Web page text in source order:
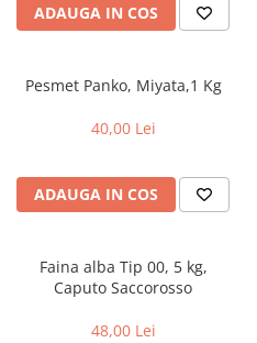
ADAUGA IN COS
Pesmet Panko, Miyata,1 Kg
40,00 Lei
ADAUGA IN COS
Faina alba Tip 00, 5 kg,
Caputo Saccorosso
48,00 Lei